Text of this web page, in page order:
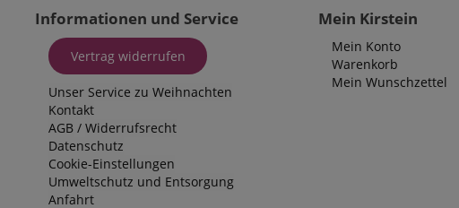
Informationen und Service
Vertrag widerrufen
Unser Service zu Weihnachten
Kontakt
AGB / Widerrufsrecht
Datenschutz
Cookie-Einstellungen
Umweltschutz und Entsorgung
Anfahrt
Mein Kirstein
Mein Konto
Warenkorb
Mein Wunschzettel